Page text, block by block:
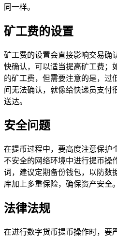
同一样。
矿工费的设置
矿工费的设置会直接影响交易确
快确认，可以适当提高矿工费；
的矿工费，但需要注意的是，过
间无法确认，就像给快递员支付
送达。
安全问题
在提币过程中，要高度注意保护
不安全的网络环境中进行提币操
词，建议定期备份钱包，以防数
库加上多重保险，确保资产安全。
法律法规
在进行数字货币提币操作时，要